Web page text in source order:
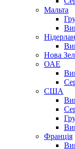
Мальта
Нова
ОАЕ
США
Франція